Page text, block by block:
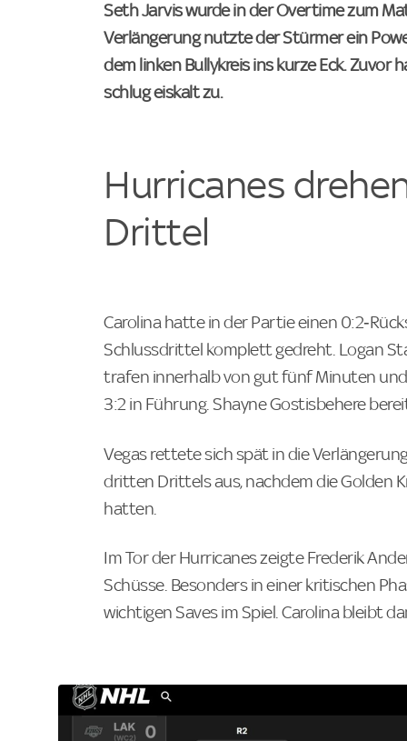
Seth Jarvis wurde in der Overtime zum
Verlängerung nutzte der Stürmer ein
dem linken Bullykreis ins kurze Eck. Zuvor
schlug eiskalt zu.
Hurricanes
Drittel
Carolina hatte in der Partie einen
Schlussdrittel komplett gedreht. Logan
trafen innerhalb von gut fünf Minuten
3:2 in Führung. Shayne Gostisbehere
Vegas rettete sich spät in die
dritten Drittels aus, nachdem die Golden
hatten.
Im Tor der Hurricanes zeigte Frederik
Schüsse. Besonders in einer kritischen
wichtigen Saves im Spiel. Carolina bleibt